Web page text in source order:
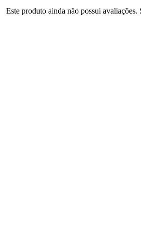
Este produto ainda não possui